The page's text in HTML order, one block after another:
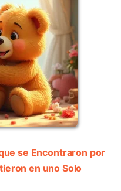
se Encontraron por
en uno Solo